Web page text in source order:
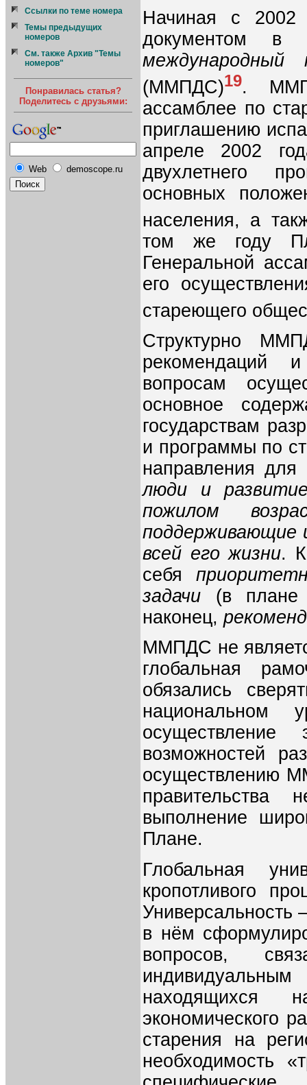
Ссылки по теме номера
Темы предыдущих
номеров
См. также Архив "Темы
номеров"
Понравилась статья?
Поделитесь с друзьями:
Web demoscope.ru
Начиная с 2002
документом в
(ММПДС)19.
ассамблее по
приглашению
апреле 2002
двухлетнего
основных
населения, а
том же году
Генеральной
его
стареющего
Структурно
рекомендаций и
вопросам
основное
государствам
и программы по
направления
люди и
пожилом
поддерживающие
всей его жизни.
себя
задачи (в плане
наконец,
ММПДС не
глобальная
обязались
возможностей
осуществлению
правительства
выполнение
Плане.
Глобальная
кропотливого
Универсальность
в нём
вопросов,
находящихся
экономического
старения на
необходимость